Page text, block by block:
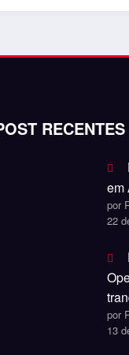
RECENTES
em
por
22
por
13